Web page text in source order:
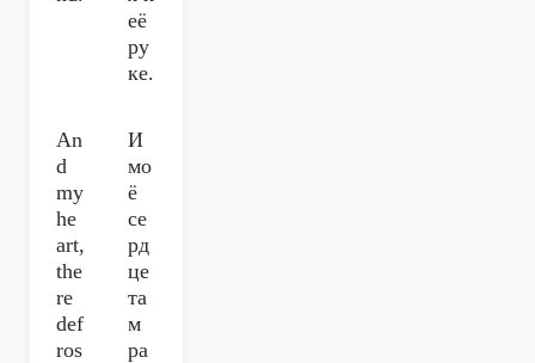
её
ру
ке.
An
d
my
he
art,
the
re
def
ros
И
мо
ё
се
рд
це
та
м
ра